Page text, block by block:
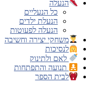
הנעלה
כל הנעליים
הנעלת ילדים
הנעלה לפעוטות
משחקי יצירה וחשיבה
לנסיכות
לאם ולתינוק
תנועה והתפתחות
לבית הספר